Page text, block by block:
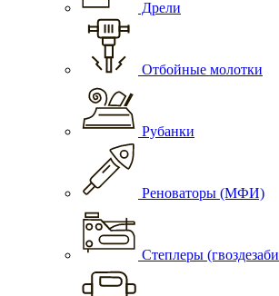
Дрели
Отбойные молотки
Рубанки
Реноваторы (МФИ)
Степлеры